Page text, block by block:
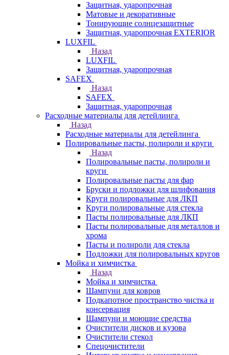
Защитная, ударопрочная
Матовые и декоративные
Тонирующие солнцезащитные
Защитная, ударопрочная EXTERIOR
LUXFIL
Назад
LUXFIL
Защитная, ударопрочная
SAFEX
Назад
SAFEX
Защитная, ударопрочная
Расходные материалы для детейлинга
Назад
Расходные материалы для детейлинга
Полировальные пасты, полироли и круги
Назад
Полировальные пасты, полироли и
круги
Полировальные пасты для фар
Бруски и подложки для шлифования
Круги полировальные для ЛКП
Круги полировальные для стекла
Пасты полировальные для ЛКП
Пасты полировальные для металлов и
хрома
Пасты и полироли для стекла
Подложки для полировальных кругов
Мойка и химчистка
Назад
Мойка и химчистка
Шампуни для ковров
Подкапотное пространство чистка и
консервация
Шампуни и моющие средства
Очистители дисков и кузова
Очистители стекол
Спецочистители